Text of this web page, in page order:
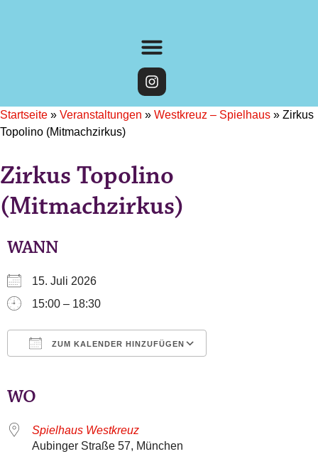
Startseite » Veranstaltungen » Westkreuz – Spielhaus » Zirkus
Topolino (Mitmachzirkus)
Zirkus Topolino
(Mitmachzirkus)
WANN
15. Juli 2026
15:00 – 18:30
ZUM KALENDER HINZUFÜGEN
WO
Spielhaus Westkreuz
Aubinger Straße 57, München